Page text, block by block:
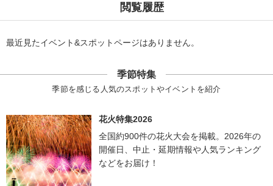
閲覧履歴
最近見たイベント&スポットページはありません。
季節特集
季節を感じる人気のスポットやイベントを紹介
花火特集2026
全国約900件の花火大会を掲載。2026年の
開催日、中止・延期情報や人気ランキング
などをお届け！